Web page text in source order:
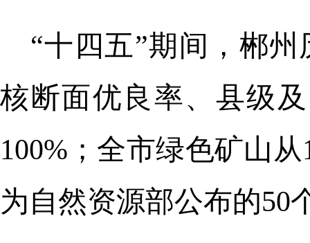
“十四五”期间，郴
核断面优良率、县级
100%；全市绿色矿山
为自然资源部公布的50